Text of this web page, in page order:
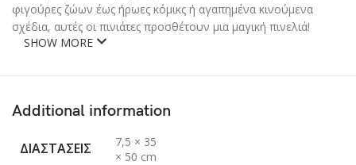
φιγούρες ζώων έως ήρωες κόμικς ή αγαπημένα κινούμενα
σχέδια, αυτές οι πινιάτες προσθέτουν μια μαγική πινελιά!
SHOW MORE
Additional information
ΔΙΑΣΤΆΣΕΙΣ
7,5 × 35
× 50 cm